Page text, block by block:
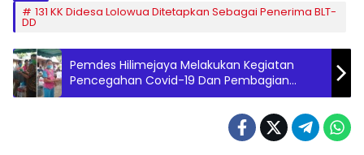
131 KK Didesa Lolowua Ditetapkan Sebagai Penerima BLT-
DD
Pemdes Hilimejaya Melakukan Kegiatan
Pencegahan Covid-19 Dan Pembagian
Bantuan Langsung Tunai (BLT)